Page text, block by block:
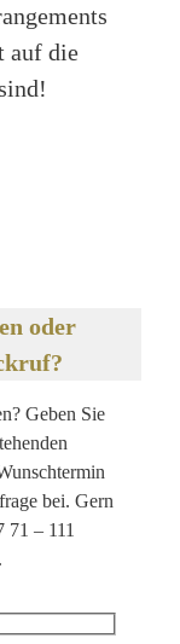
auf die
oder
Geben Sie
bei. Gern
71 – 111